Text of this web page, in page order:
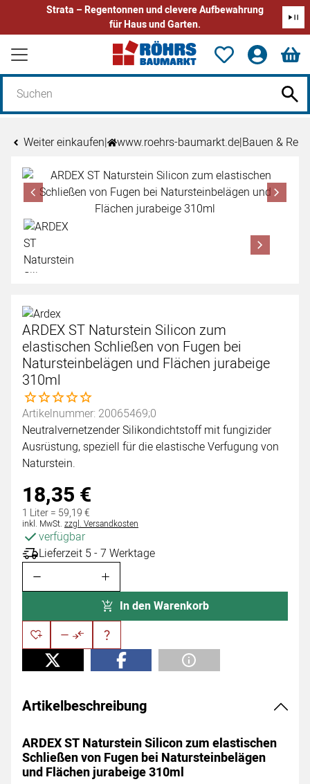
Strata – Regentonnen und clevere Aufbewahrung
für Haus und Garten.
Zum Hauptinhalt springen
Weiter einkaufen| www.roehrs-baumarkt.de|Bauen &
Produktgalerie
Zur Kaufbox springen
ARDEX ST Naturstein Silicon zum
elastischen Schließen von Fugen bei
Natursteinbelägen und Flächen jurabeige
310ml
Noch keine Bewertungen abgegeben
Artikelnummer: 20065469;0
Neutralvernetzender Silikondichtstoff mit fungizider
Ausrüstung, speziell für die elastische Verfugung von
Naturstein.
18,35 €
1 Liter = 59,19€
Steuerhinweis:
inkl. MwSt. zzgl. Versandkosten
verfügbar
Lieferzeit 5 - 7 Werktage
In den Warenkorb
Artikelbeschreibung
ARDEX ST Naturstein Silicon zum elastischen
Schließen von Fugen bei Natursteinbelägen
und Flächen jurabeige 310ml